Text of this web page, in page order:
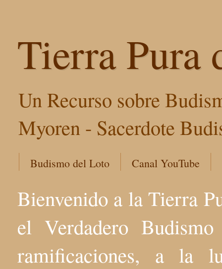
Tierra Pura
Un Recurso sobre
Myoren - Sacerdote
Budismo del Loto Canal YouTube
Bienvenido a la Tierra
el Verdadero
ramificaciones, a la